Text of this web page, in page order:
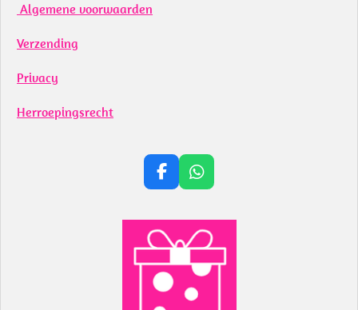
Algemene voorwaarden
Verzending
Privacy
Herroepingsrecht
F
a
e
b
o
o
k
W
h
t
s
A
p
p